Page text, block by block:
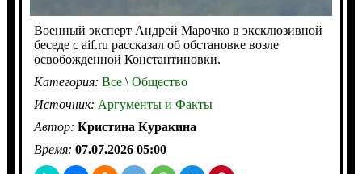
Военный эксперт Андрей Марочко в эксклюзивной
беседе с aif.ru рассказал об обстановке возле
освобожденной Константиновки.
Категория: Все\Общество
Источник: Аргументы и Факты
Автор: Кристина Куракина
Время: 07.07.2026 05:00